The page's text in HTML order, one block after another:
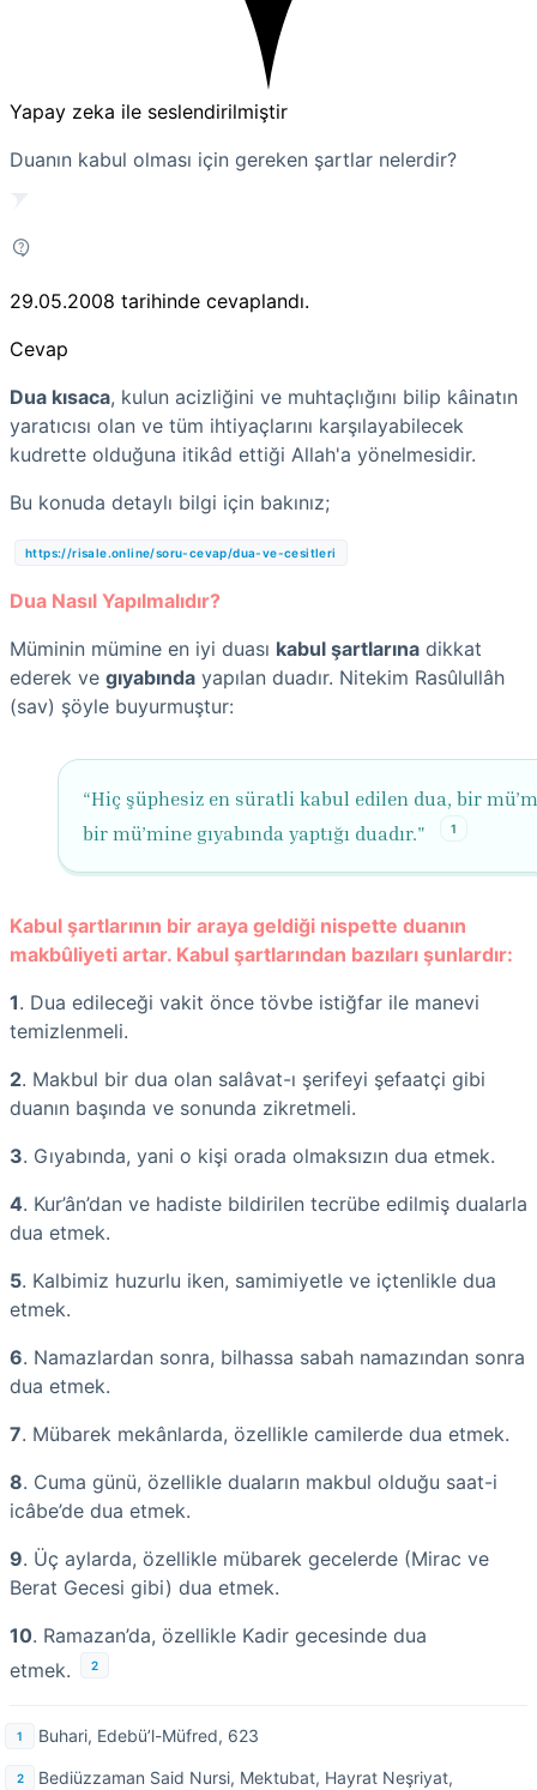
Yapay zeka ile seslendirilmiştir
Duanın kabul olması için gereken şartlar nelerdir?
29.05.2008 tarihinde cevaplandı.
Cevap
Dua kısaca, kulun acizliğini ve muhtaçlığını bilip kâinatın
yaratıcısı olan ve tüm ihtiyaçlarını karşılayabilecek
kudrette olduğuna itikâd ettiği Allah'a yönelmesidir.
Bu konuda detaylı bilgi için bakınız;
https://risale.online/soru-cevap/dua-ve-cesitleri
Dua Nasıl Yapılmalıdır?
Müminin mümine en iyi duası kabul şartlarına dikkat
ederek ve gıyabında yapılan duadır. Nitekim Rasûlullâh
(sav) şöyle buyurmuştur:
“Hiç şüphesiz en süratli kabul edilen dua, bir
bir mü’mine gıyabında yaptığı duadır."
1
Kabul şartlarının bir araya geldiği nispette duanın
makbûliyeti artar. Kabul şartlarından bazıları şunlardır:
1. Dua edileceği vakit önce tövbe istiğfar ile manevi
temizlenmeli.
2. Makbul bir dua olan salâvat-ı şerifeyi şefaatçi gibi
duanın başında ve sonunda zikretmeli.
3. Gıyabında, yani o kişi orada olmaksızın dua etmek.
4. Kur’ân’dan ve hadiste bildirilen tecrübe edilmiş dualarla
dua etmek.
5. Kalbimiz huzurlu iken, samimiyetle ve içtenlikle dua
etmek.
6. Namazlardan sonra, bilhassa sabah namazından sonra
dua etmek.
7. Mübarek mekânlarda, özellikle camilerde dua etmek.
8. Cuma günü, özellikle duaların makbul olduğu saat-i
icâbe’de dua etmek.
9. Üç aylarda, özellikle mübarek gecelerde (Mirac ve
Berat Gecesi gibi) dua etmek.
10. Ramazan’da, özellikle Kadir gecesinde dua
etmek.
2
Buhari, Edebü’l-Müfred, 623
Bediüzzaman Said Nursi, Mektubat, Hayrat Neşriyat,